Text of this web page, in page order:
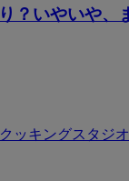
？いやいや、